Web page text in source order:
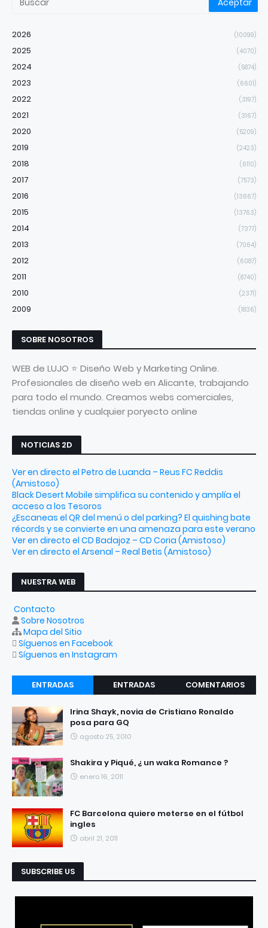
2026 (10099)
2025 (4070)
2024 (5874)
2023 (6601)
2022 (3197)
2021 (3167)
2020 (5209)
2019 (2423)
2018 (6110)
2017 (7573)
2016 (13667)
2015 (13763)
2014 (7377)
2013 (7064)
2012 (6087)
2011 (8740)
2010 (2371)
2009 (1836)
SOBRE NOSOTROS
WEB de LUJO ⭐ Diseño Web y Marketing Online.
Profesionales de diseño web en Alicante, trabajando
para todo el mundo. Creamos webs comerciales,
tiendas online y cualquier poryecto online
NOTICIAS 2D
Ver en directo el Petro de Luanda – Reus FC Reddis
(Amistoso)
Black Desert Mobile simplifica su contenido y amplía el
acceso a los Tesoros
¿Escaneas el QR del menú o del parking? El quishing bate
récords y se convierte en una amenaza para este verano
Ver en directo el CD Badajoz – CD Coria (Amistoso)
Ver en directo el Arsenal – Real Betis (Amistoso)
NUESTRA WEB
Contacto
Sobre Nosotros
Mapa del Sitio
Síguenos en Facebook
Síguenos en Instagram
ENTRADAS
RECIENTES
ENTRADAS
COMENTARIOS
Irina Shayk, novia de Cristiano Ronaldo
posa para GQ
agosto 25, 2010
Shakira y Piqué, ¿ un waka Romance ?
enero 16, 2011
FC Barcelona quiere meterse en el fútbol
ingles
abril 21, 2011
SUBSCRIBE US